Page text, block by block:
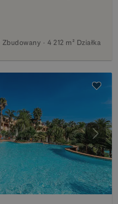
Zbudowany 4 212 m² Działka